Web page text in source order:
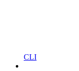
CLI